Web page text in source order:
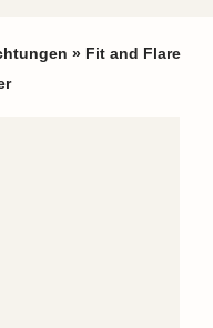
» Fit and Flare